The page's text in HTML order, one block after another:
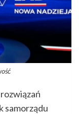
samorządu